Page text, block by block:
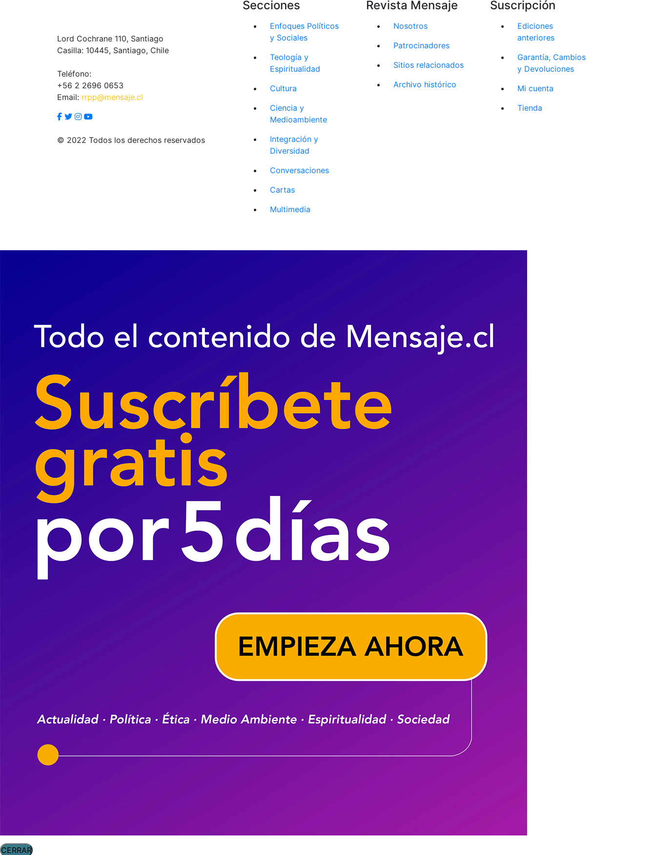
Lord Cochrane 110, Santiago
Casilla: 10445, Santiago, Chile
Teléfono:
+56 2 2696 0653
Email: rrpp@mensaje.cl
© 2022 Todos los derechos reservados
Secciones
Enfoques Políticos
y Sociales
Teología y
Espiritualidad
Cultura
Ciencia y
Medioambiente
Integración y
Diversidad
Conversaciones
Cartas
Multimedia
Revista Mensaje
Nosotros
Patrocinadores
Sitios relacionados
Archivo histórico
Suscripción
Ediciones
anteriores
Garantía, Cambios
y Devoluciones
Mi cuenta
Tienda
CERRAR